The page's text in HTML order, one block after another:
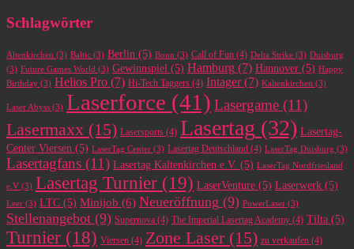
Schlagwörter
Altenkirchen (3) Baltic (3) Berlin (5) Bonn (3) Call of Fun (4) Delta Strike (3) Duisburg
(3) Future Games World (3) Gewinnspiel (5) Hamburg (7) Hannover (5) Happy
Birthday (3) Helios Pro (7) Hi-Tech Taggers (4) Intager(7) Kaltenkirchen (3)
Laser Abyss (3) Laserforce (41) Lasergame (11)
Lasermaxx (15) Lasersports (4) Lasertag (32) Lasertag-
Center Viersen (5) LaserTag Center (3) Lasertag Deutschland (4) LaserTag Duisburg (3)
Lasertagfans (11) Lasertag Kaltenkirchen e.V. (5) LaserTag Nordfriesland
e.V (3) Lasertag Turnier (19) LaserVenture (5) Laserwerk (5)
Leer (3) LTC (5) Minijob (6) Neueröffnung (9) PowerLaser (3)
Stellenangebot (9) Supernova (4) The Imperial Lasertag Academy (4) Tilta (5)
Turnier (18) Viersen (4) Zone Laser(15) zu verkaufen (4)